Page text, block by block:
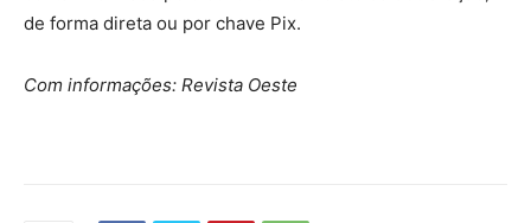
de forma direta ou por chave Pix.
Com informações: Revista Oeste